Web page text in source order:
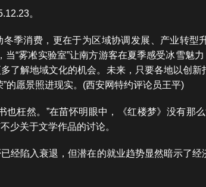
。
季消费，更在于为区域协调发展、产业转
当“雾凇实验室”让南方游客在夏季感受冰雪魅
了解地域文化的机会。未来，只要各地以创
的愿景照进现实。(西安网特约评论员王平)
也枉然。”在苗怀明眼中，《红楼梦》没有
少关于文学作品的讨论。
经陷入衰退，但潜在的就业趋势显然暗示了